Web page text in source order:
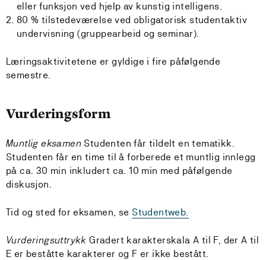
eller funksjon ved hjelp av kunstig intelligens.
80 % tilstedeværelse ved obligatorisk studentaktiv
undervisning (gruppearbeid og seminar).
Læringsaktivitetene er gyldige i fire påfølgende
semestre.
Vurderingsform
Muntlig eksamen Studenten får tildelt en tematikk.
Studenten får en time til å forberede et muntlig innlegg
på ca. 30 min inkludert ca. 10 min med påfølgende
diskusjon.
Tid og sted for eksamen, se Studentweb.
Vurderingsuttrykk Gradert karakterskala A til F, der A til
E er beståtte karakterer og F er ikke bestått.